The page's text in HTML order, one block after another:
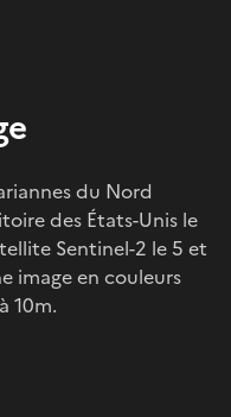
du Nord
des États-Unis le
Sentinel-2 le 5 et
image en couleurs
10m.